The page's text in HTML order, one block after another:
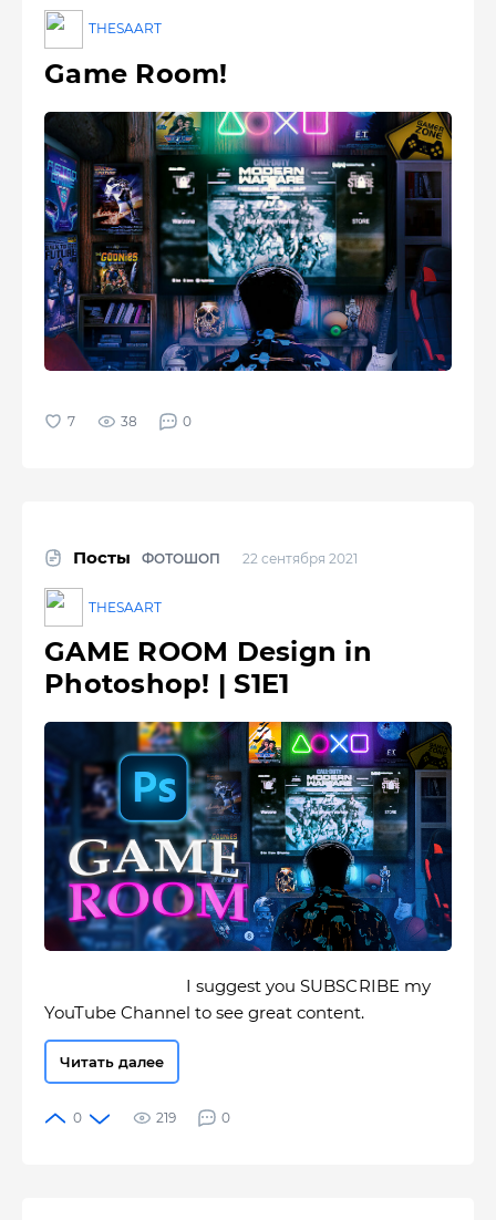
THESAART
Game Room!
38 0
Посты ФОТОШОП 22 сентября 2021
THESAART
GAME ROOM Design in
Photoshop! | S1E1
I suggest you SUBSCRIBE my
YouTube Channel to see great content.
Читать далее
219 0